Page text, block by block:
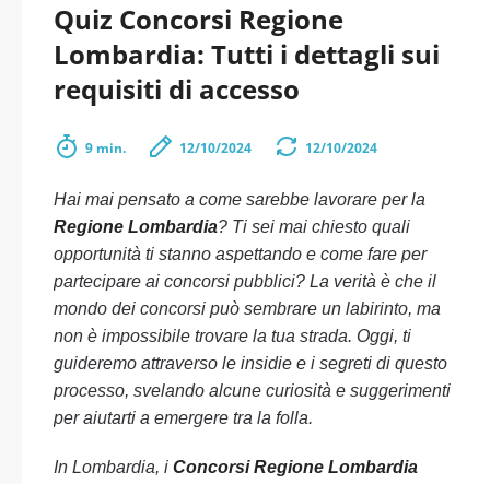
Quiz Concorsi Regione
Lombardia: Tutti i dettagli sui
requisiti di accesso
9 min. 12/10/2024 12/10/2024
Hai mai pensato a come sarebbe lavorare per la
Regione Lombardia? Ti sei mai chiesto quali
opportunità ti stanno aspettando e come fare per
partecipare ai concorsi pubblici? La verità è che il
mondo dei concorsi può sembrare un labirinto, ma
non è impossibile trovare la tua strada. Oggi, ti
guideremo attraverso le insidie e i segreti di questo
processo, svelando alcune curiosità e suggerimenti
per aiutarti a emergere tra la folla.
In Lombardia, i Concorsi Regione Lombardia